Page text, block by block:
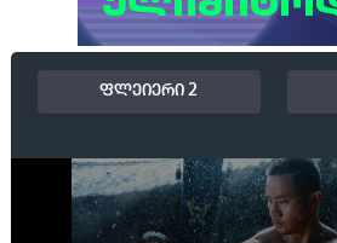
ფლეიერი 2